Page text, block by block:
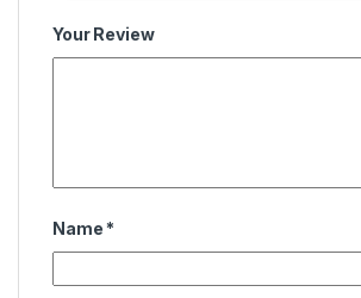
Your Review
Name *